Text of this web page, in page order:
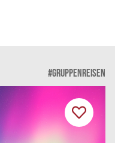
#GRUPPENREISEN